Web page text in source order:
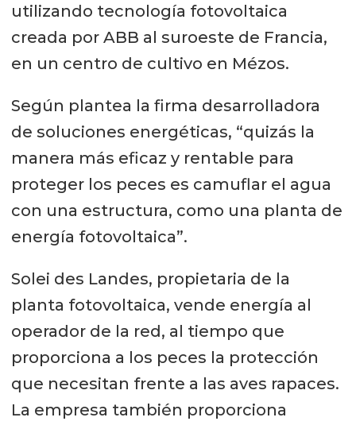
utilizando tecnología fotovoltaica
creada por ABB al suroeste de Francia,
en un centro de cultivo en Mézos.
Según plantea la firma desarrolladora
de soluciones energéticas, “quizás la
manera más eficaz y rentable para
proteger los peces es camuflar el agua
con una estructura, como una planta de
energía fotovoltaica”.
Solei des Landes, propietaria de la
planta fotovoltaica, vende energía al
operador de la red, al tiempo que
proporciona a los peces la protección
que necesitan frente a las aves rapaces.
La empresa también proporciona